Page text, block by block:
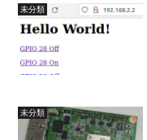
未分類
未分類